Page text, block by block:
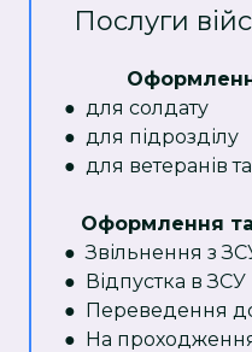
Послуги
● для солдату
● для підрозділу
● для ветеранів
Оформлення
● Звільнення з
● Відпустка в ЗСУ
● Переведення
● На